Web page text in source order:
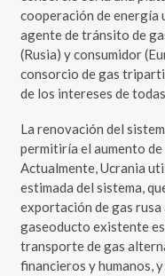
cooperación de energía
agente de tránsito de
(Rusia) y consumidor
consorcio de gas
de los intereses de
La renovación del
permitiría el aumento
Actualmente, Ucrania
estimada del sistema,
exportación de gas
gaseoducto existente
transporte de gas
financieros y humanos,